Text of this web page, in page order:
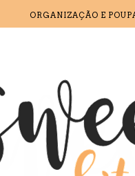
ORGANIZAÇÃO E